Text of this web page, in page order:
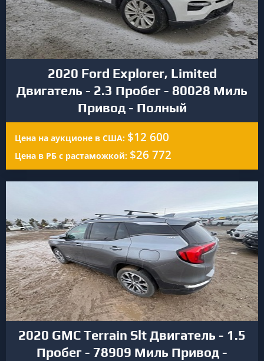
2020 Ford Explorer, Limited
Двигатель - 2.3 Пробег - 80028 Миль
Привод - Полный
Цена на аукционе в США: $12 600
Цена в РБ с растаможкой: $26 772
2020 GMC Terrain Slt Двигатель - 1.5
Пробег - 78909 Миль Привод -